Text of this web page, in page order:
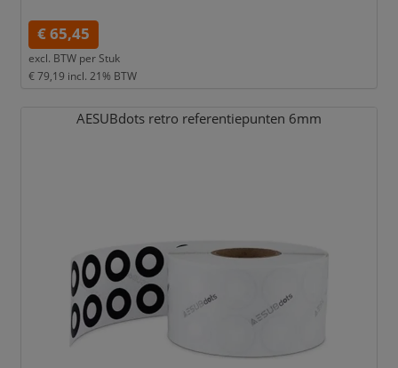
€ 65,45
excl. BTW per Stuk
€ 79,19 incl. 21% BTW
AESUBdots retro referentiepunten 6mm